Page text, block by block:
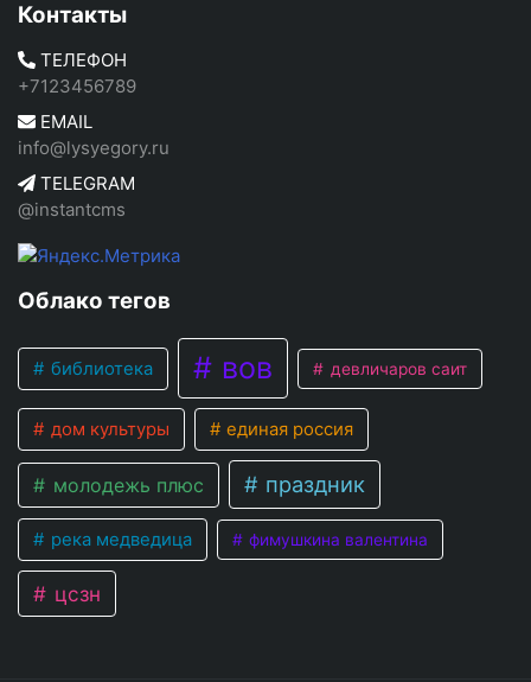
Контакты
ТЕЛЕФОН
+7123456789
EMAIL
info@lysyegory.ru
TELEGRAM
@instantcms
Облако тегов
библиотека вов девличаров саит
дом культуры единая россия
молодежь плюс праздник
река медведица фимушкина валентина
цсзн